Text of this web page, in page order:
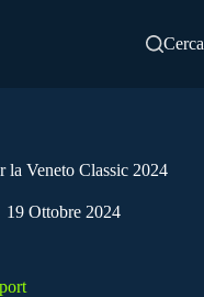
Cerca
la Veneto Classic 2024
19 Ottobre 2024